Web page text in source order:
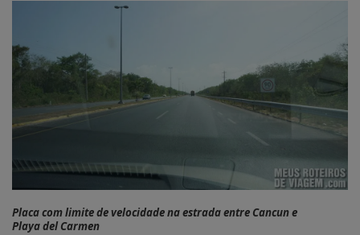
Placa com limite de velocidade na estrada entre Cancun e
Playa del Carmen